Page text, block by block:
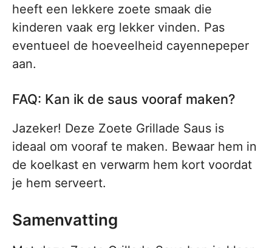
heeft een lekkere zoete smaak die
kinderen vaak erg lekker vinden. Pas
eventueel de hoeveelheid cayennepeper
aan.
FAQ: Kan ik de saus vooraf maken?
Jazeker! Deze Zoete Grillade Saus is
ideaal om vooraf te maken. Bewaar hem in
de koelkast en verwarm hem kort voordat
je hem serveert.
Samenvatting